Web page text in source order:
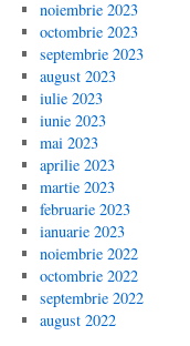
noiembrie 2023
octombrie 2023
septembrie 2023
august 2023
iulie 2023
iunie 2023
mai 2023
aprilie 2023
martie 2023
februarie 2023
ianuarie 2023
noiembrie 2022
octombrie 2022
septembrie 2022
august 2022